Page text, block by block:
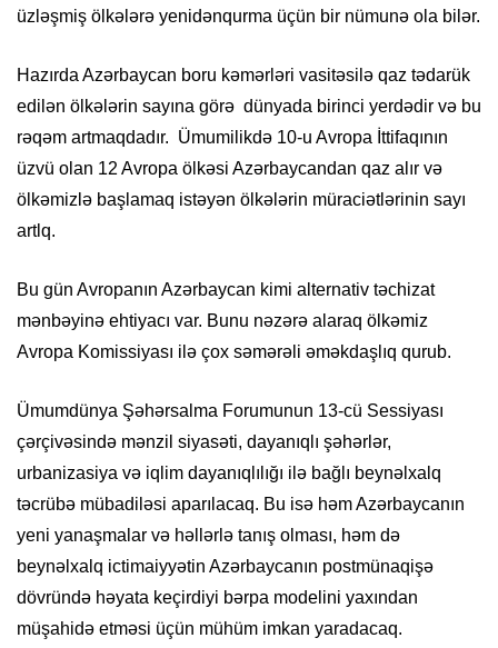
üzləşmiş ölkələrə yenidənqurma üçün bir nümunə ola bilər.
Hazırda Azərbaycan boru kəmərləri vasitəsilə qaz tədarük
edilən ölkələrin sayına görə dünyada birinci yerdədir və bu
rəqəm artmaqdadır. Ümumilikdə 10-u Avropa İttifaqının
üzvü olan 12 Avropa ölkəsi Azərbaycandan qaz alır və
ölkəmizlə başlamaq istəyən ölkələrin müraciətlərinin sayı
artlq.
Bu gün Avropanın Azərbaycan kimi alternativ təchizat
mənbəyinə ehtiyacı var. Bunu nəzərə alaraq ölkəmiz
Avropa Komissiyası ilə çox səmərəli əməkdaşlıq qurub.
Ümumdünya Şəhərsalma Forumunun 13-cü Sessiyası
çərçivəsində mənzil siyasəti, dayanıqlı şəhərlər,
urbanizasiya və iqlim dayanıqlılığı ilə bağlı beynəlxalq
təcrübə mübadiləsi aparılacaq. Bu isə həm Azərbaycanın
yeni yanaşmalar və həllərlə tanış olması, həm də
beynəlxalq ictimaiyyətin Azərbaycanın postmünaqişə
dövründə həyata keçirdiyi bərpa modelini yaxından
müşahidə etməsi üçün mühüm imkan yaradacaq.